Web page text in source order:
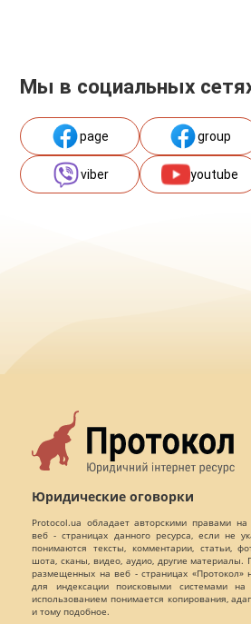
Мы в социальных
page group
viber youtube
Юридические оговорки
Protocol.ua обладает авторскими правами
веб - страницах данного ресурса, если не
понимаются тексты, комментарии, статьи,
шота, сканы, видео, аудио, другие материалы.
размещенных на веб - страницах «Протокол»
для индексации поисковыми системами
использованием понимается копирования,
и тому подобное.